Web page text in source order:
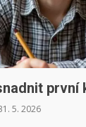
první
5. 2026